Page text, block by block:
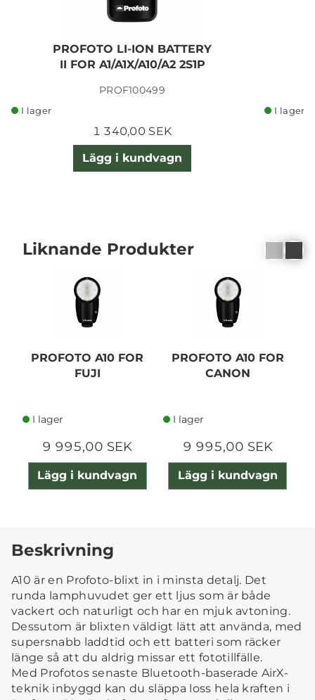
PROFOTO LI-ION BATTERY
II FOR A1/A1X/A10/A2 2S1P
PROF100499
I lager
1 340,00 SEK
Lägg i kundvagn
I lager
Liknande Produkter
PROFOTO A10 FOR
FUJI
I lager
9 995,00 SEK
Lägg i kundvagn
PROFOTO A10 FOR
CANON
I lager
9 995,00 SEK
Lägg i kundvagn
Beskrivning
A10 är en Profoto-blixt in i minsta detalj. Det
runda lamphuvudet ger ett ljus som är både
vackert och naturligt och har en mjuk avtoning.
Dessutom är blixten väldigt lätt att använda, med
supersnabb laddtid och ett batteri som räcker
länge så att du aldrig missar ett fototillfälle.
Med Profotos senaste Bluetooth-baserade AirX-
teknik inbyggd kan du släppa loss hela kraften i